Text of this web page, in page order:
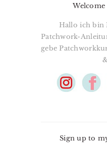
Hallo ich bin
Patchwork-
gebe
Sign up to